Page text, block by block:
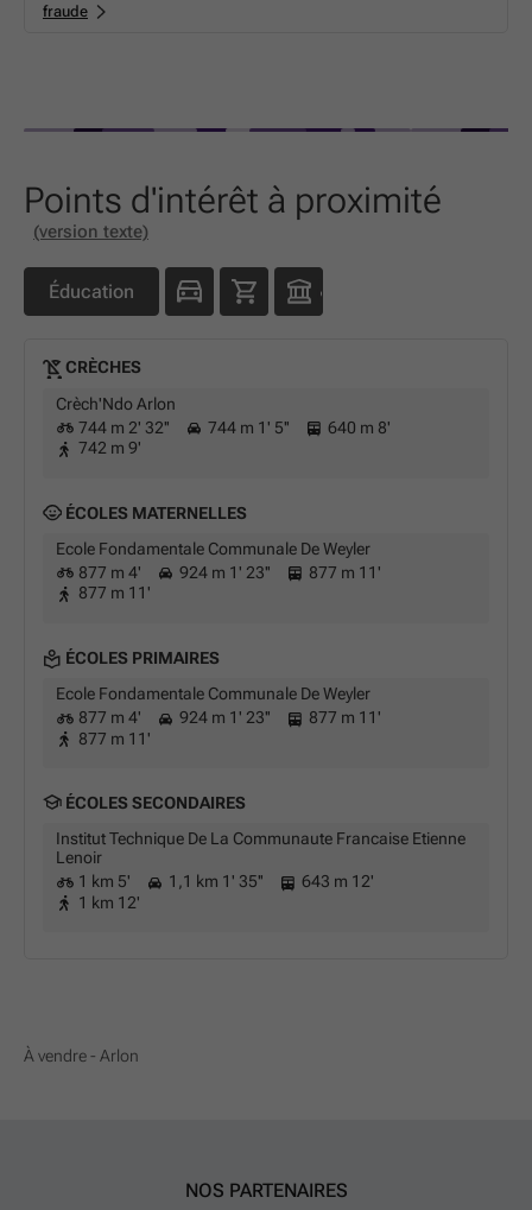
fraude
Points d'intérêt à proximité
(version texte)
Éducation
CRÈCHES
Crèch'Ndo Arlon
744 m 2' 32''
744 m 1' 5''
640 m 8'
742 m 9'
ÉCOLES MATERNELLES
Ecole Fondamentale Communale De Weyler
877 m 4'
924 m 1' 23''
877 m 11'
877 m 11'
ÉCOLES PRIMAIRES
Ecole Fondamentale Communale De Weyler
877 m 4'
924 m 1' 23''
877 m 11'
877 m 11'
ÉCOLES SECONDAIRES
Institut Technique De La Communaute Francaise Etienne
Lenoir
1 km 5'
1,1 km 1' 35''
643 m 12'
1 km 12'
À vendre - Arlon
NOS PARTENAIRES